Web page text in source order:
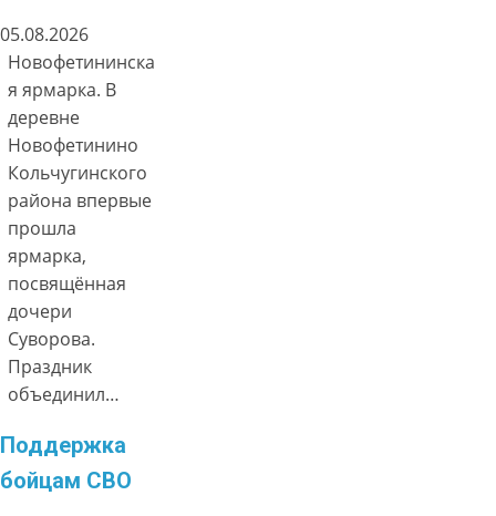
05.08.2026
Новофетининска
я ярмарка. В
деревне
Новофетинино
Кольчугинского
района впервые
прошла
ярмарка,
посвящённая
дочери
Суворова.
Праздник
объединил…
Поддержка
бойцам СВО